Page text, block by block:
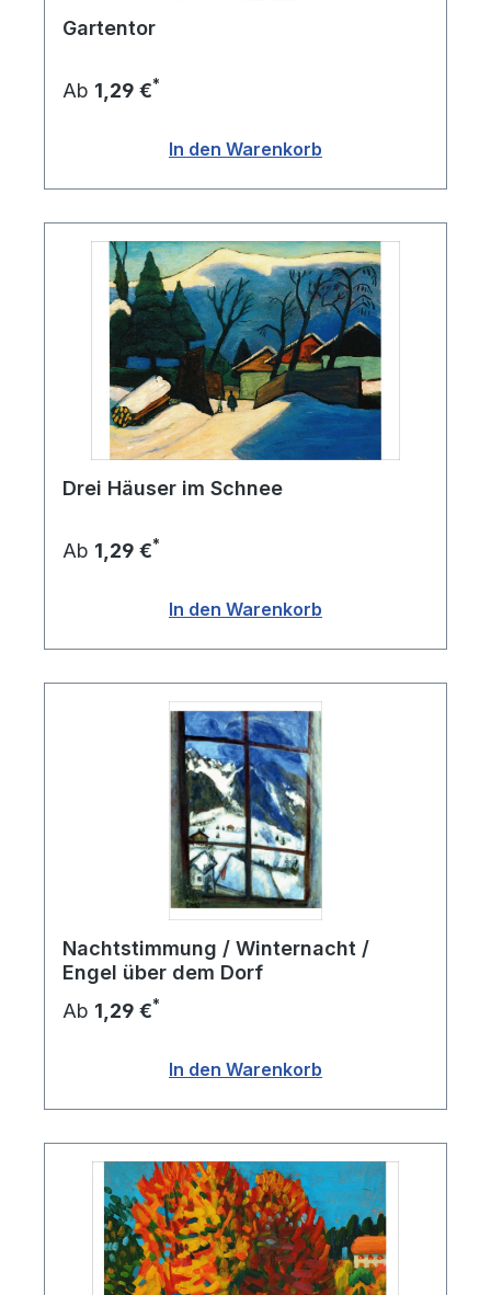
Gartentor
Ab 1,29 €*
In den Warenkorb
Drei Häuser im Schnee
Ab 1,29 €*
In den Warenkorb
Nachtstimmung / Winternacht /
Engel über dem Dorf
Ab 1,29 €*
In den Warenkorb